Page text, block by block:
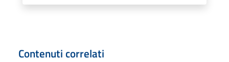
Contenuti correlati